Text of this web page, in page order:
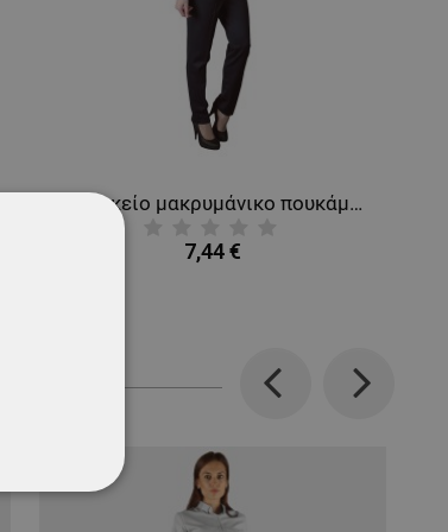
Γυναικείο μακρυμάνικο πουκάμισο ALEXIA
7,44 €
Previous Next